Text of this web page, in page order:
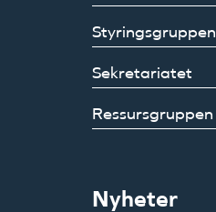
Styringsgruppen
Sekretariatet
Ressursgruppen
Nyheter